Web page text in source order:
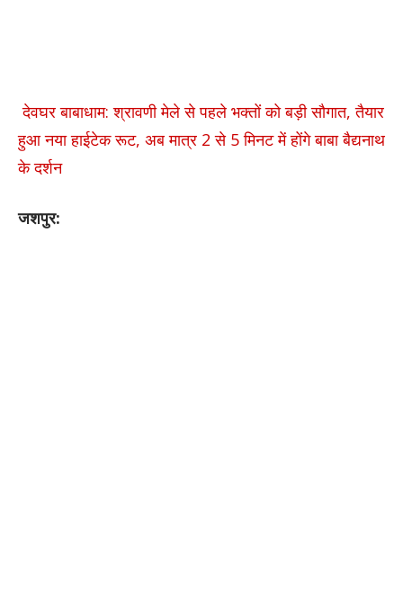
देवघर बाबाधाम: श्रावणी मेले से पहले भक्तों को बड़ी सौगात, तैयार
हुआ नया हाईटेक रूट, अब मात्र 2 से 5 मिनट में होंगे बाबा बैद्यनाथ
के दर्शन
जशपुर: